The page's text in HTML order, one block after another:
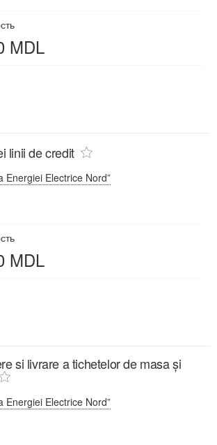
MDL
linii de credit
Energiei Electrice Nord”
MDL
si livrare a tichetelor de masa și
Energiei Electrice Nord”